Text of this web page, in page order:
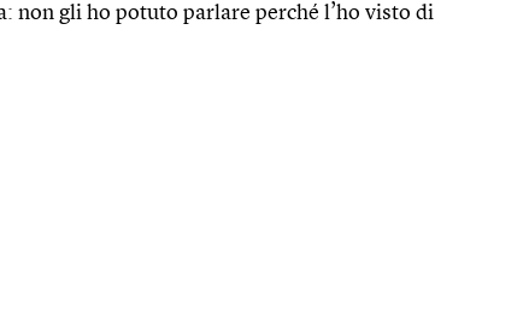
non gli ho potuto parlare perché l’ho visto di